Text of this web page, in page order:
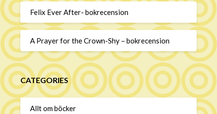
Felix Ever After- bokrecension
A Prayer for the Crown-Shy – bokrecension
CATEGORIES
Allt om böcker